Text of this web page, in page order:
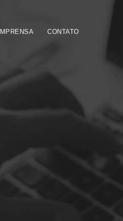
IMPRENSA CONTATO